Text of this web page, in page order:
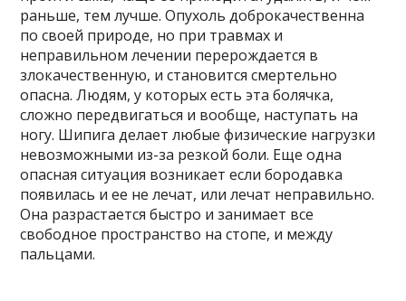
раньше, тем лучше. Опухоль доброкачественна
по своей природе, но при травмах и
неправильном лечении перерождается в
злокачественную, и становится смертельно
опасна. Людям, у которых есть эта болячка,
сложно передвигаться и вообще, наступать на
ногу. Шипига делает любые физические нагрузки
невозможными из-за резкой боли. Еще одна
опасная ситуация возникает если бородавка
появилась и ее не лечат, или лечат неправильно.
Она разрастается быстро и занимает все
свободное пространство на стопе, и между
пальцами.